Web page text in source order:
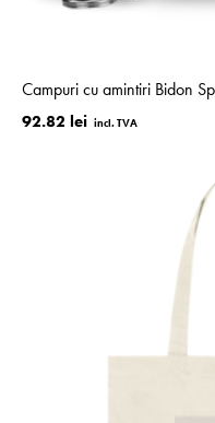
Campuri cu amintiri Bidon
92.82 lei